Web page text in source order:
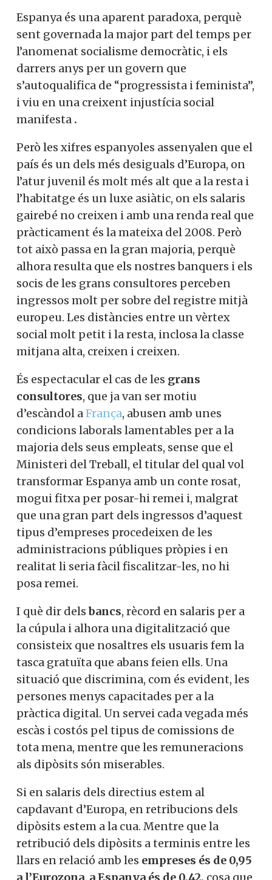
Espanya és una aparent paradoxa, perquè
sent governada la major part del temps per
l’anomenat socialisme democràtic, i els
darrers anys per un govern que
s’autoqualifica de “progressista i feminista”,
i viu en una creixent injustícia social
manifesta .
Però les xifres espanyoles assenyalen que el
país és un dels més desiguals d’Europa, on
l’atur juvenil és molt més alt que a la resta i
l’habitatge és un luxe asiàtic, on els salaris
gairebé no creixen i amb una renda real que
pràcticament és la mateixa del 2008. Però
tot això passa en la gran majoria, perquè
alhora resulta que els nostres banquers i els
socis de les grans consultores perceben
ingressos molt per sobre del registre mitjà
europeu. Les distàncies entre un vèrtex
social molt petit i la resta, inclosa la classe
mitjana alta, creixen i creixen.
És espectacular el cas de les grans
consultores, que ja van ser motiu
d’escàndol aFrança, abusen amb unes
condicions laborals lamentables per a la
majoria dels seus empleats, sense que el
Ministeri del Treball, el titular del qual vol
transformar Espanya amb un conte rosat,
mogui fitxa per posar-hi remei i, malgrat
que una gran part dels ingressos d’aquest
tipus d’empreses procedeixen de les
administracions públiques pròpies i en
realitat li seria fàcil fiscalitzar-les, no hi
posa remei.
I què dir delsbancs, rècord en salaris per a
la cúpula i alhora una digitalització que
consisteix que nosaltres els usuaris fem la
tasca gratuïta que abans feien ells. Una
situació que discrimina, com és evident, les
persones menys capacitades per a la
pràctica digital. Un servei cada vegada més
escàs i costós pel tipus de comissions de
tota mena, mentre que les remuneracions
als dipòsits són miserables.
Si en salaris dels directius estem al
capdavant d’Europa, en retribucions dels
dipòsits estem a la cua. Mentre que la
retribució dels dipòsits a terminis entre les
llars en relació amb les empreses és de 0,95
a l’Eurozona, a Espanya és de 0,42, cosa que